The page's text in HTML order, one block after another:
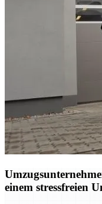
einem stressfreien